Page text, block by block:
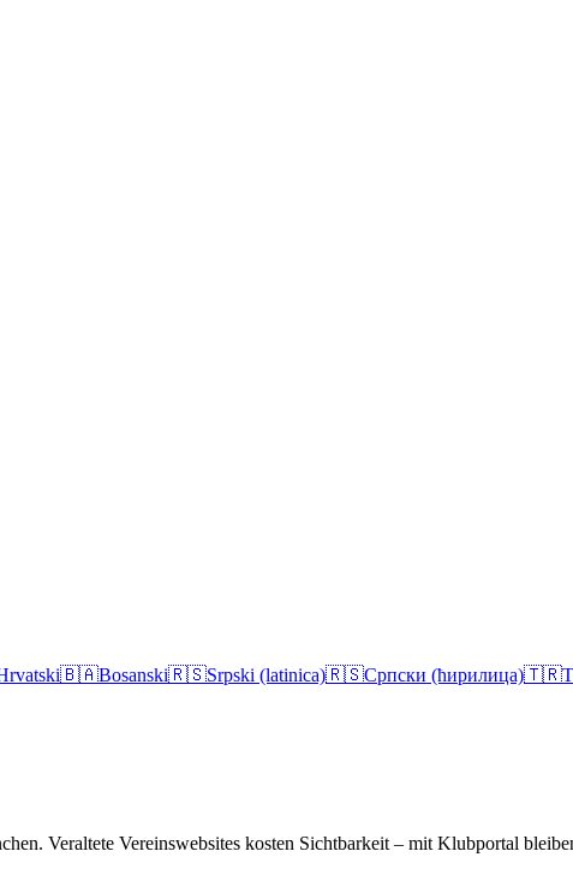
🇧🇦Bosanski🇷🇸Srpski (latinica)🇷🇸Српски (ћирилица)🇹🇷
Veraltete Vereinswebsites kosten Sichtbarkeit – mit Klubportal